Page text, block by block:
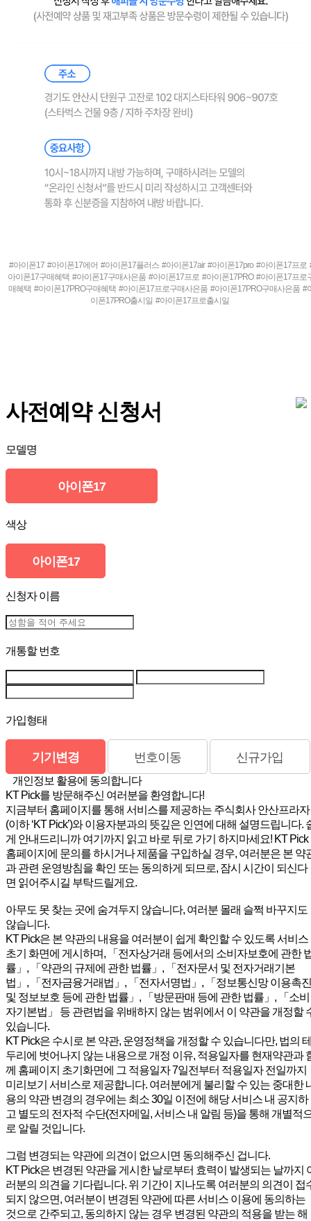
#아이폰17 #아이폰17에어 #아이폰17플러스 #아이폰17air #아이폰17pro #아이폰17프로
아이폰17구매혜택 #아이폰17구매사은품 #아이폰17프로 #아이폰17PRO #아이폰17프로
매혜택 #아이폰17PRO구매혜택 #아이폰17프로구매사은품 #아이폰17PRO구매사은품 #
이폰17PRO출시일 #아이폰17프로출시일
사전예약 신청서
모델명
아이폰17
색상
아이폰17
신청자 이름
개통할 번호
가입형태
기기변경 번호이동 신규가입
개인정보 활용에 동의합니다
KT Pick를 방문해주신 여러분을 환영합니다!
지금부터 홈페이지를 통해 서비스를 제공하는 주식회사 안산프라자
(이하 ‘KT Pick’)와 이용자분과의 뜻깊은 인연에 대해 설명드립니다.
게 안내드리니까 여기까지 읽고 바로 뒤로 가기 하지마세요! KT Pick
홈페이지에 문의를 하시거나 제품을 구입하실 경우, 여러분은 본 약
과 관련 운영방침을 확인 또는 동의하게 되므로, 잠시 시간이 되신다
면 읽어주시길 부탁드릴게요.
아무도 못 찾는 곳에 숨겨두지 않습니다, 여러분 몰래 슬쩍 바꾸지도
않습니다.
KT Pick은 본 약관의 내용을 여러분이 쉽게 확인할 수 있도록 서비스
초기 화면에 게시하며, 「전자상거래 등에서의 소비자보호에 관한
률」, 「약관의 규제에 관한 법률」, 「전자문서 및 전자거래기본
법」, 「전자금융거래법」, 「전자서명법」, 「정보통신망 이용촉진
및 정보보호 등에 관한 법률」, 「방문판매 등에 관한 법률」, 「소비
자기본법」 등 관련법을 위배하지 않는 범위에서 이 약관을 개정할
있습니다.
KT Pick은 수시로 본 약관, 운영정책을 개정할 수 있습니다만, 법의
두리에 벗어나지 않는 내용으로 개정 이유, 적용일자를 현재약관과
께 홈페이지 초기화면에 그 적용일자 7일전부터 적용일자 전일까지
미리보기 서비스로 제공합니다. 여러분에게 불리할 수 있는 중대한
용의 약관 변경의 경우에는 최소 30일 이전에 해당 서비스 내 공지하
고 별도의 전자적 수단(전자메일, 서비스 내 알림 등)을 통해 개별적
로 알릴 것입니다.
그럼 변경되는 약관에 의견이 없으시면 동의해주신 겁니다.
KT Pick은 변경된 약관을 게시한 날로부터 효력이 발생되는 날까지
러분의 의견을 기다립니다. 위 기간이 지나도록 여러분의 의견이 접
되지 않으면, 여러분이 변경된 약관에 따른 서비스 이용에 동의하는
것으로 간주되고, 동의하지 않는 경우 변경된 약관의 적용을 받는 해